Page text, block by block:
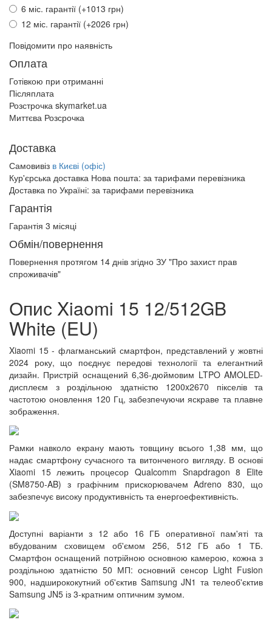
6 міс. гарантії (+1013 грн)
12 міс. гарантії (+2026 грн)
Повідомити про наявність
Оплата
Готівкою при отриманні
Післяплата
Розстрочка skymarket.ua
Миттєва Розсрочка
Доставка
Самовивіз в Києві (офіс)
Кур'єрська доставка Нова пошта: за тарифами перевізника
Доставка по Україні: за тарифами перевізника
Гарантія
Гарантія 3 місяці
Обмін/повернення
Повернення протягом 14 днів згідно ЗУ "Про захист прав
спроживачів"
Опис Xiaomi 15 12/512GB
White (EU)
Xiaomi 15 - флагманський смартфон, представлений у жовтні
2024 року, що поєднує передові технології та елегантний
дизайн. Пристрій оснащений 6,36-дюймовим LTPO AMOLED-
дисплеєм з роздільною здатністю 1200x2670 пікселів та
частотою оновлення 120 Гц, забезпечуючи яскраве та плавне
зображення.
Рамки навколо екрану мають товщину всього 1,38 мм, що
надає смартфону сучасного та витонченого вигляду. В основі
Xiaomi 15 лежить процесор Qualcomm Snapdragon 8 Elite
(SM8750-AB) з графічним прискорювачем Adreno 830, що
забезпечує високу продуктивність та енергоефективність.
Доступні варіанти з 12 або 16 ГБ оперативної пам'яті та
вбудованим сховищем об'ємом 256, 512 ГБ або 1 ТБ.
Смартфон оснащений потрійною основною камерою, кожна з
роздільною здатністю 50 МП: основний сенсор Light Fusion
900, надширококутний об'єктив Samsung JN1 та телеоб'єктив
Samsung JN5 із 3-кратним оптичним зумом.